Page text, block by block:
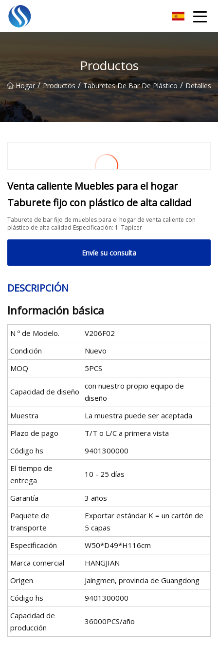
Productos
Hogar / Productos / Taburetes De Bar De Plástico / Detalles
Venta caliente Muebles para el hogar
Taburete fijo con plástico de alta calidad
Taburete de bar fijo de muebles para el hogar de venta caliente con
plástico de alta calidad Especificación: 1. Tapicer
Envíe su consulta
DESCRIPCIÓN
Información básica
N º de Modelo.
V206F02
Condición
Nuevo
MOQ
5PCS
Capacidad de diseño
con nuestro propio equipo de
diseño
Muestra
La muestra puede ser aceptada
Plazo de pago
T/T o L/C a primera vista
Código hs
9401300000
El tiempo de
entrega
10 - 25 días
Garantía
3 años
Paquete de
transporte
Exportar estándar K = un cartón de
5 capas
Especificación
W50*D49*H116cm
Marca comercial
HANGJIAN
Origen
Jaingmen, provincia de Guangdong
Código hs
9401300000
Capacidad de
producción
36000PCS/año